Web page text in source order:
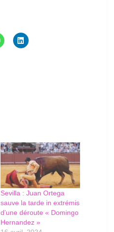
Sevilla : Juan Ortega
sauve la tarde in extrémis
d’une déroute « Domingo
Hernandez »